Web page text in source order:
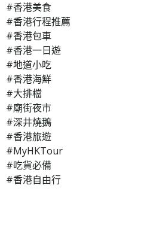
#香港美食
#香港行程推薦
#香港包車
#香港一日遊
#地道小吃
#香港海鮮
#大排檔
#廟街夜市
#深井燒鵝
#香港旅遊
#MyHKTour
#吃貨必備
#香港自由行